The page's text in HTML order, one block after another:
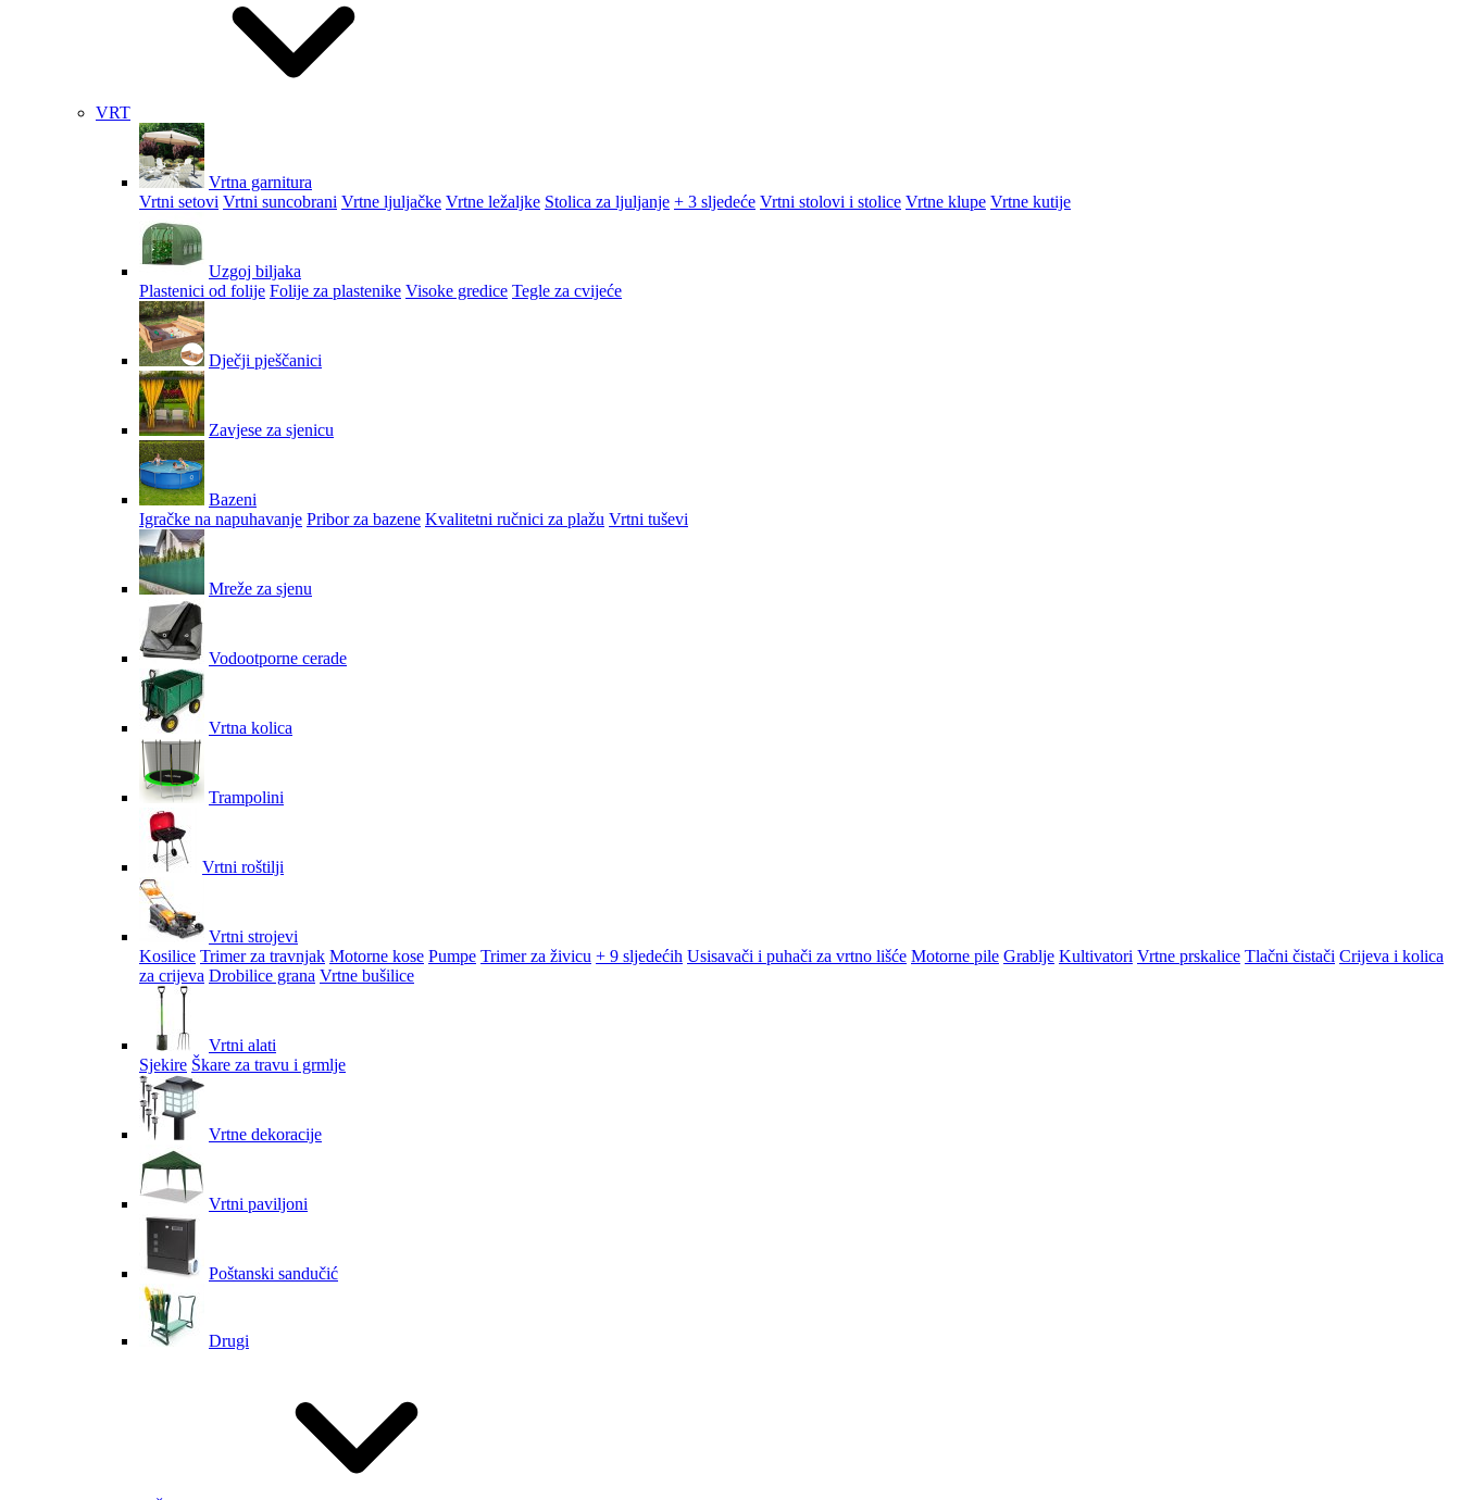
VRT
Vrtna garnitura
Vrtni setovi Vrtni suncobrani Vrtne ljuljačke Vrtne ležaljke Stolica za ljuljanje + 3 sljedeće Vrtni stolovi i stolice Vrtne klupe Vrtne kutije
Uzgoj biljaka
Plastenici od folije Folije za plastenike Visoke gredice Tegle za cvijeće
Dječji pješčanici
Zavjese za sjenicu
Bazeni
Igračke na napuhavanje Pribor za bazene Kvalitetni ručnici za plažu Vrtni tuševi
Mreže za sjenu
Vodootporne cerade
Vrtna kolica
Trampolini
Vrtni roštilji
Vrtni strojevi
Kosilice Trimer za travnjak Motorne kose Pumpe Trimer za živicu + 9 sljedećih Usisavači i puhači za vrtno lišće Motorne pile Grablje Kultivatori Vrtne prskalice Tlačni čistači Crijeva i kolica
za crijeva Drobilice grana Vrtne bušilice
Vrtni alati
Sjekire Škare za travu i grmlje
Vrtne dekoracije
Vrtni paviljoni
Poštanski sandučić
Drugi